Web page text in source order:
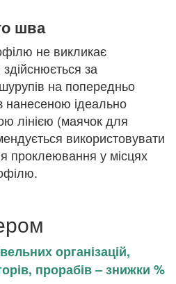
шва
не викликає
за
на попередньо
нанесеною ідеально
лінією (маячок для
використовувати
проклеювання у місцях
організацій,
прорабів – знижки %